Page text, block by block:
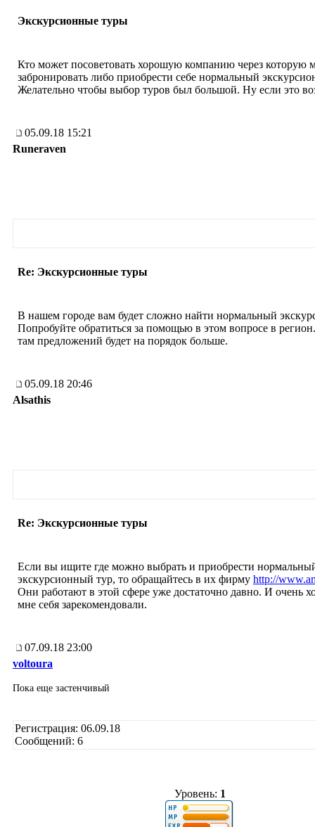
Экскурсионные туры
Кто может посоветовать хорошую компанию через которую
забронировать либо приобрести себе нормальный
Желательно чтобы выбор туров был большой. Ну если это
05.09.18 15:21
Runeraven
Re: Экскурсионные туры
В нашем городе вам будет сложно найти нормальный
Попробуйте обратиться за помощью в этом вопросе в
там предложений будет на порядок больше.
05.09.18 20:46
Alsathis
Re: Экскурсионные туры
Если вы ищите где можно выбрать и приобрести
экскурсионный тур, то обращайтесь в их фирму http://
Они работают в этой сфере уже достаточно давно. И очень
мне себя зарекомендовали.
07.09.18 23:00
voltoura
Пока еще застенчивый
Регистрация: 06.09.18
Сообщений: 6
Уровень: 1